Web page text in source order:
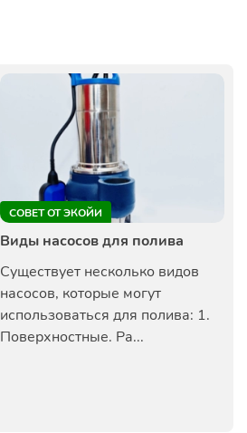
СОВЕТ ОТ ЭКОЙИ
Виды насосов для полива
Существует несколько видов
насосов, которые могут
использоваться для полива: 1.
Поверхностные. Ра...